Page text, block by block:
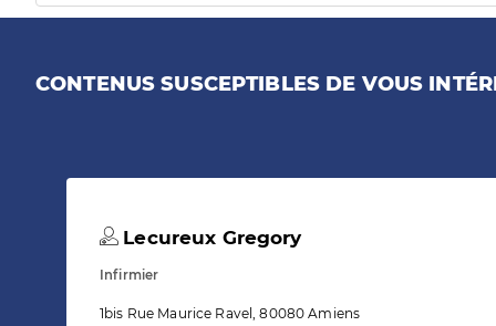
CONTENUS SUSCEPTIBLES DE VOUS
Lecureux Gregory
Infirmier
1bis Rue Maurice Ravel, 80080 Amiens